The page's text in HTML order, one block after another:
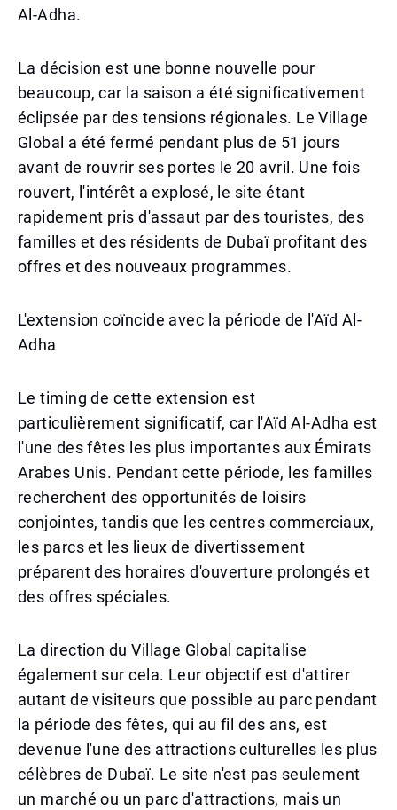
Al-Adha.
La décision est une bonne nouvelle pour
beaucoup, car la saison a été significativement
éclipsée par des tensions régionales. Le Village
Global a été fermé pendant plus de 51 jours
avant de rouvrir ses portes le 20 avril. Une fois
rouvert, l'intérêt a explosé, le site étant
rapidement pris d'assaut par des touristes, des
familles et des résidents de Dubaï profitant des
offres et des nouveaux programmes.
L'extension coïncide avec la période de l'Aïd Al-
Adha
Le timing de cette extension est
particulièrement significatif, car l'Aïd Al-Adha est
l'une des fêtes les plus importantes aux Émirats
Arabes Unis. Pendant cette période, les familles
recherchent des opportunités de loisirs
conjointes, tandis que les centres commerciaux,
les parcs et les lieux de divertissement
préparent des horaires d'ouverture prolongés et
des offres spéciales.
La direction du Village Global capitalise
également sur cela. Leur objectif est d'attirer
autant de visiteurs que possible au parc pendant
la période des fêtes, qui au fil des ans, est
devenue l'une des attractions culturelles les plus
célèbres de Dubaï. Le site n'est pas seulement
un marché ou un parc d'attractions, mais un